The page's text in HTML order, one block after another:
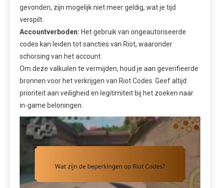
gevonden, zijn mogelijk niet meer geldig, wat je tijd
verspilt.
Accountverboden: Het gebruik van ongeautoriseerde
codes kan leiden tot sancties van Riot, waaronder
schorsing van het account.
Om deze valkuilen te vermijden, houd je aan geverifieerde
bronnen voor het verkrijgen van Riot Codes. Geef altijd
prioriteit aan veiligheid en legitimiteit bij het zoeken naar
in-game beloningen.